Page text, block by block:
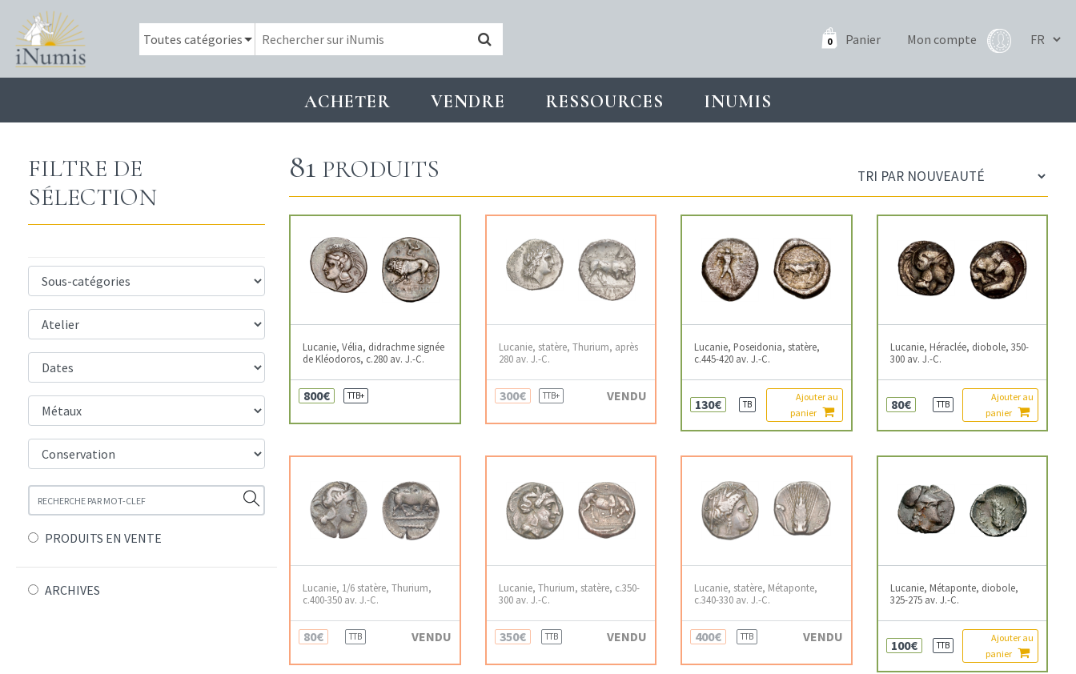
0 Panier Mon compte
ACHETER VENDRE RESSOURCES INUMIS
FILTRE DE
SÉLECTION
PRODUITS EN VENTE
ARCHIVES
81 PRODUITS
Lucanie, Vélia, didrachme signée
de Kléodoros, c.280 av. J.-C.
800€ TTB+
Lucanie, statère, Thurium, après
280 av. J.-C.
300€ TTB+ VENDU
Lucanie, Poseidonia, statère,
c.445-420 av. J.-C.
130€ TB
Ajouter au
panier
Lucanie, Héraclée, diobole, 350-
300 av. J.-C.
80€ TTB
Ajouter au
panier
Lucanie, 1/6 statère, Thurium,
c.400-350 av. J.-C.
80€ TTB VENDU
Lucanie, Thurium, statère, c.350-
300 av. J.-C.
350€ TTB VENDU
Lucanie, statère, Métaponte,
c.340-330 av. J.-C.
400€ TTB VENDU
Lucanie, Métaponte, diobole,
325-275 av. J.-C.
100€ TTB
Ajouter au
panier